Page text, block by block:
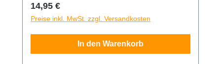
nicht magnetischen Flächen ermöglichen,
sind im Lieferumfang enthalten.
Regulärer Preis:
14,95 €
Preise inkl. MwSt. zzgl. Versandkosten
In den Warenkorb